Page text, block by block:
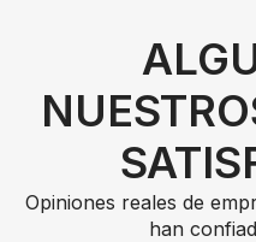
Opiniones reales de
han